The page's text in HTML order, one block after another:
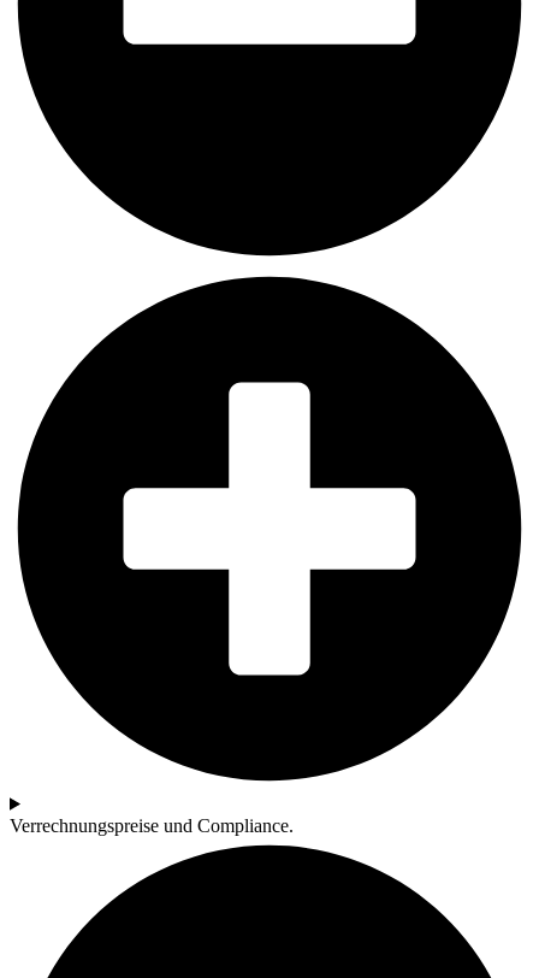
Verrechnungspreise und Compliance.